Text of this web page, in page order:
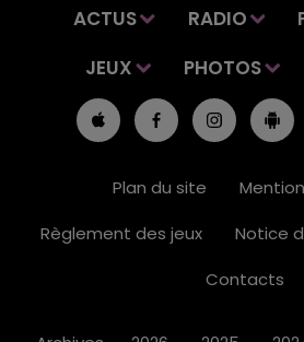
ACTUS RADIO
JEUX
PHOTOS
Plan du site
Règlement des jeux
Notice
Contacts